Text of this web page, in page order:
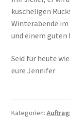
kuscheligen
Winterabende im
und einem guten
Seid für heute
eure Jennifer
Kategorien: